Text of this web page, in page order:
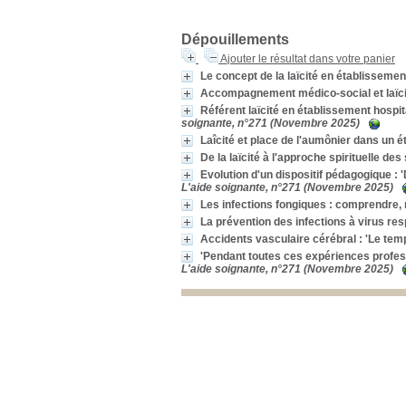
Dépouillements
Ajouter le résultat dans votre panier
Le concept de la laïcité en
Accompagnement médico-social et
Référent laïcité en établissement
soignante, n°271 (Novembre 2025)
Laîcité et place de l'aumônier dans un
De la laïcité à l'approche spirituelle des
Evolution d'un dispositif pédagogique
L'aide soignante, n°271 (Novembre 2025)
Les infections fongiques :
La prévention des infections à virus
Accidents vasculaire cérébral : 'Le
'Pendant toutes ces expériences
L'aide soignante, n°271 (Novembre 2025)